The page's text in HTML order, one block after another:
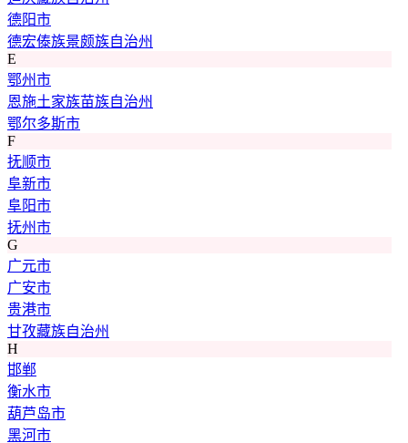
德阳市
德宏傣族景颇族自治州
E
鄂州市
恩施土家族苗族自治州
鄂尔多斯市
F
抚顺市
阜新市
阜阳市
抚州市
G
广元市
广安市
贵港市
甘孜藏族自治州
H
邯郸
衡水市
葫芦岛市
黑河市